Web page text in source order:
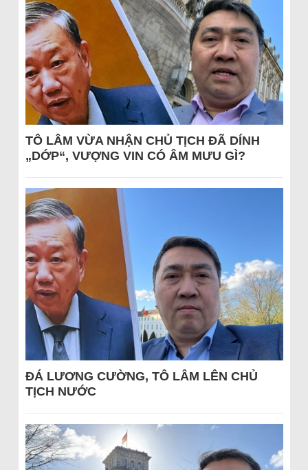
TÔ LÂM VỪA NHẬN CHỦ TỊCH ĐÃ DÍNH
„DỚP“, VƯỢNG VIN CÓ ÂM MƯU GÌ?
ĐÁ LƯƠNG CƯỜNG, TÔ LÂM LÊN CHỦ
TỊCH NƯỚC